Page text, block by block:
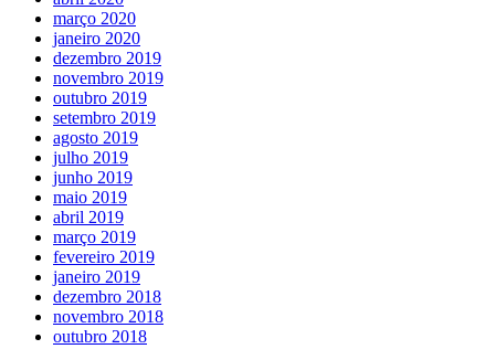
março 2020
janeiro 2020
dezembro 2019
novembro 2019
outubro 2019
setembro 2019
agosto 2019
julho 2019
junho 2019
maio 2019
abril 2019
março 2019
fevereiro 2019
janeiro 2019
dezembro 2018
novembro 2018
outubro 2018